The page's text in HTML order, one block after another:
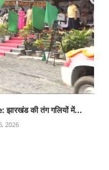
की तंग गलियों में...
2026